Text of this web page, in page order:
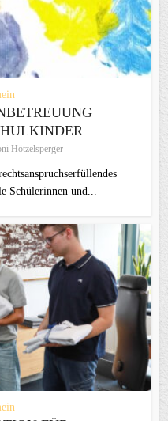
Hötzelsperger
Schülerinnen und...